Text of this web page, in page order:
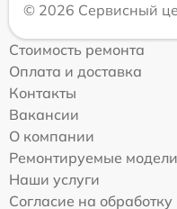
© 2026 Сервисный
Стоимость ремонта
Оплата и доставка
Контакты
Вакансии
О компании
Ремонтируемые модели
Наши услуги
Согласие на